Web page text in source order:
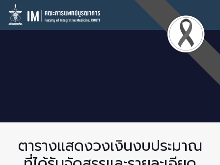
ตารางแสดงวงเงินงบประมาณ